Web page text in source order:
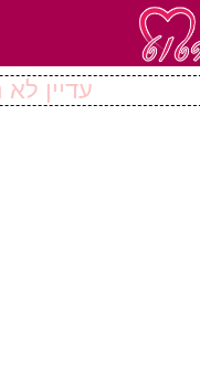
עדיין